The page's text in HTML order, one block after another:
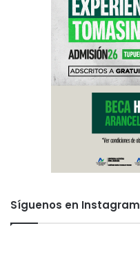
Síguenos en Instagram